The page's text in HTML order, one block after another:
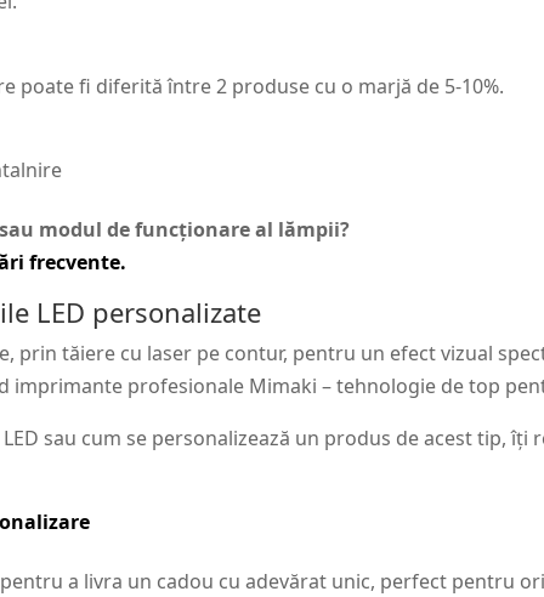
poate fi diferită între 2 produse cu o marjă de 5-10%.
modul de funcționare al lămpii?
frecvente.
LED personalizate
prin tăiere cu laser pe contur, pentru un efect vizual
imprimante profesionale Mimaki – tehnologie de top
sau cum se personalizează un produs de acest tip, îți
a livra un cadou cu adevărat unic, perfect pentru